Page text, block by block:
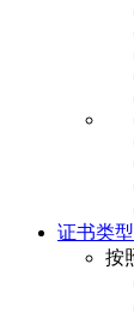
证书类型
按